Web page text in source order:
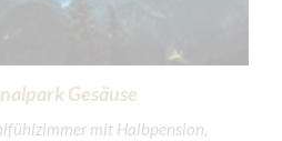
Gesäuse
mit Halbpension,